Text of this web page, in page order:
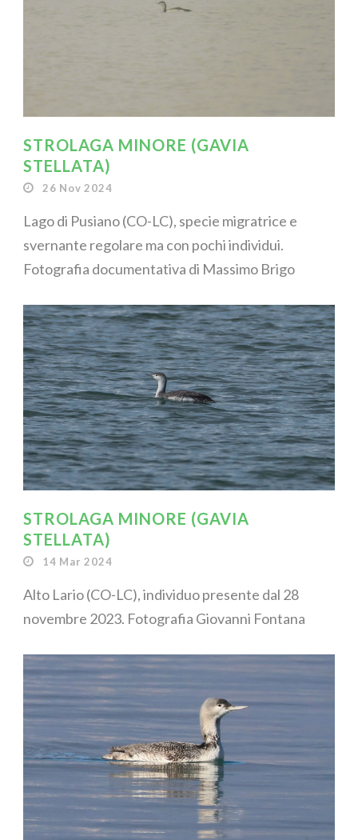
STROLAGA MINORE (GAVIA
STELLATA)
26 Nov 2024
Lago di Pusiano (CO-LC), specie migratrice e
svernante regolare ma con pochi individui.
Fotografia documentativa di Massimo Brigo
STROLAGA MINORE (GAVIA
STELLATA)
14 Mar 2024
Alto Lario (CO-LC), individuo presente dal 28
novembre 2023. Fotografia Giovanni Fontana